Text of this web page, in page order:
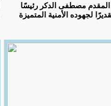
المقدم مصطفى الدكر رئيسًا
لجهوده الأمنية المتميزة